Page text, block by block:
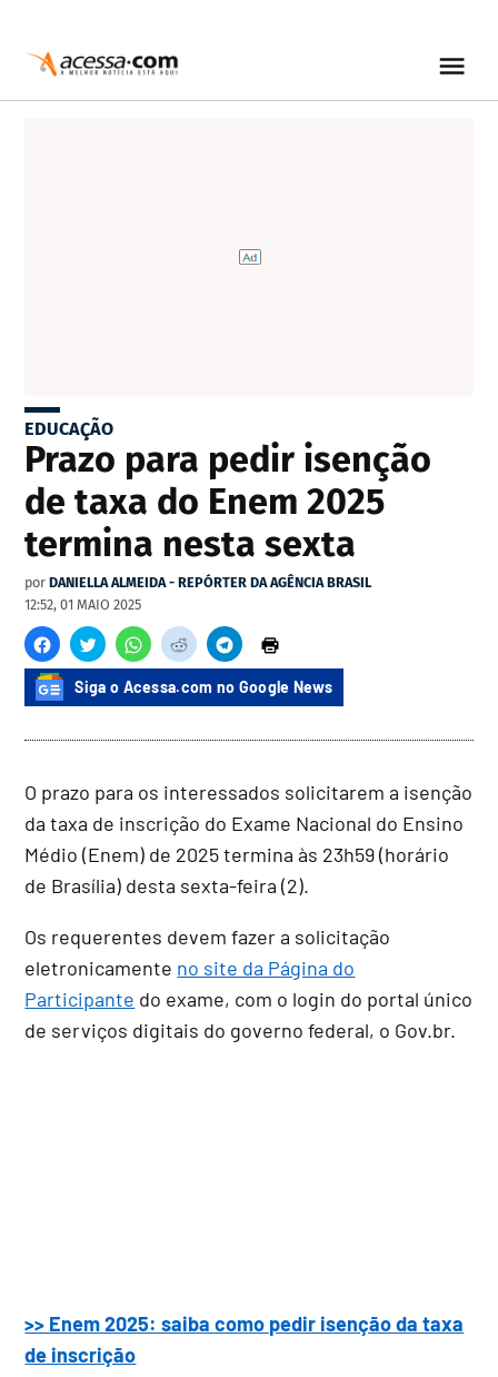
EDUCAÇÃO
Prazo para pedir isenção
de taxa do Enem 2025
termina nesta sexta
por DANIELLA ALMEIDA - REPÓRTER DA AGÊNCIA BRASIL
12:52, 01 MAIO 2025
Siga o Acessa.com no Google News
O prazo para os interessados solicitarem a isenção
da taxa de inscrição do Exame Nacional do Ensino
Médio (Enem) de 2025 termina às 23h59 (horário
de Brasília) desta sexta-feira (2).
Os requerentes devem fazer a solicitação
eletronicamente no site da Página do
Participante do exame, com o login do portal único
de serviços digitais do governo federal, o Gov.br.
>> Enem 2025: saiba como pedir isenção da taxa
de inscrição